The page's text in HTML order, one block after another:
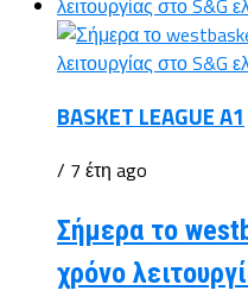
BASKET LEAGUE A1
/ 7 έτη ago
Σήμερα το
χρόνο